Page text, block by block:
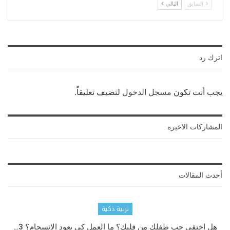
السابق التالي
اترك رد
يجب أنت تكون مسجل الدخول لتضيف تعليقاً.
المشاركات الاخيرة
أحدث المقالات
تربية ذكية
هل اختفى حب طفلك من قلبك؟ ما العمل كي يعود الانسجام؟ 3…